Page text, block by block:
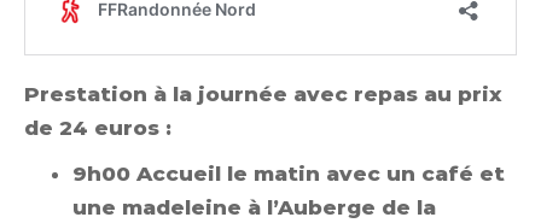
Prestation à la journée avec repas au prix
de 24 euros :
9h00 Accueil le matin avec un café et
une madeleine à l’Auberge de la